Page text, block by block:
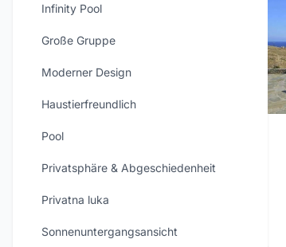
Infinity Pool
Große Gruppe
Moderner Design
Haustierfreundlich
Pool
Privatsphäre & Abgeschiedenheit
Privatna luka
Sonnenuntergangsansicht